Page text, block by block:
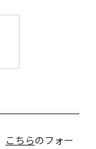
こちらのフォー